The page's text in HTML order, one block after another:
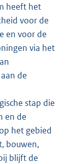
heeft het
voor de
en voor de
via het
de
stap die
en de
het gebied
bouwen,
blijft de